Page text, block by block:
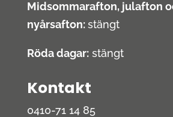
Midsommarafton, julafton
nyårsafton:stängt
Röda dagar:stängt
Kontakt
0410-71 14 85